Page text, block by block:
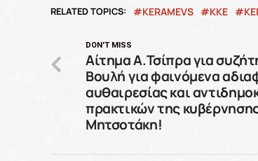
RELATED TOPICS: KERAMEVS KKE
DON'T MISS
Αίτημα Α.Τσίπρα για
Βουλή για φαινόμενα
αυθαιρεσίας και
πρακτικών της
Μητσοτάκη!